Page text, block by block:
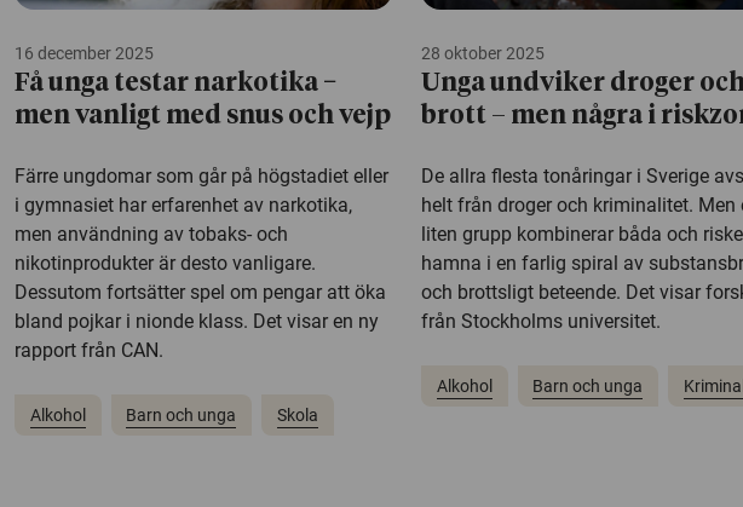
16 december 2025
Få unga testar narkotika −
men vanligt med snus och vejp
Färre ungdomar som går på högstadiet eller
i gymnasiet har erfarenhet av narkotika,
men användning av tobaks- och
nikotinprodukter är desto vanligare.
Dessutom fortsätter spel om pengar att öka
bland pojkar i nionde klass. Det visar en ny
rapport från CAN.
Alkohol Barn och unga Skola
28 oktober 2025
Unga undviker droger
brott – men några i
De allra flesta tonåringar i Sverige
helt från droger och kriminalitet. Men
liten grupp kombinerar båda och
hamna i en farlig spiral av
och brottsligt beteende. Det visar
från Stockholms universitet.
Alkohol Barn och unga